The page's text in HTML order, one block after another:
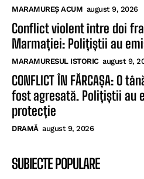
MARAMUREȘ ACUM august 9, 2026
Conflict violent între doi
Marmației: Polițiștii au
MARAMURESUL ISTORIC august 9,
CONFLICT ÎN FĂRCAȘA: O
fost agresată. Polițiștii au
protecție
DRAMĂ august 9, 2026
SUBIECTE POPULARE